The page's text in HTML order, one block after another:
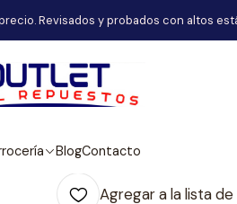
BlogContacto
Revisados y probados con altos
Black Out Puerta Del Der Fiat Argo
|
Black Out
Cantidad
Agregar a la lista